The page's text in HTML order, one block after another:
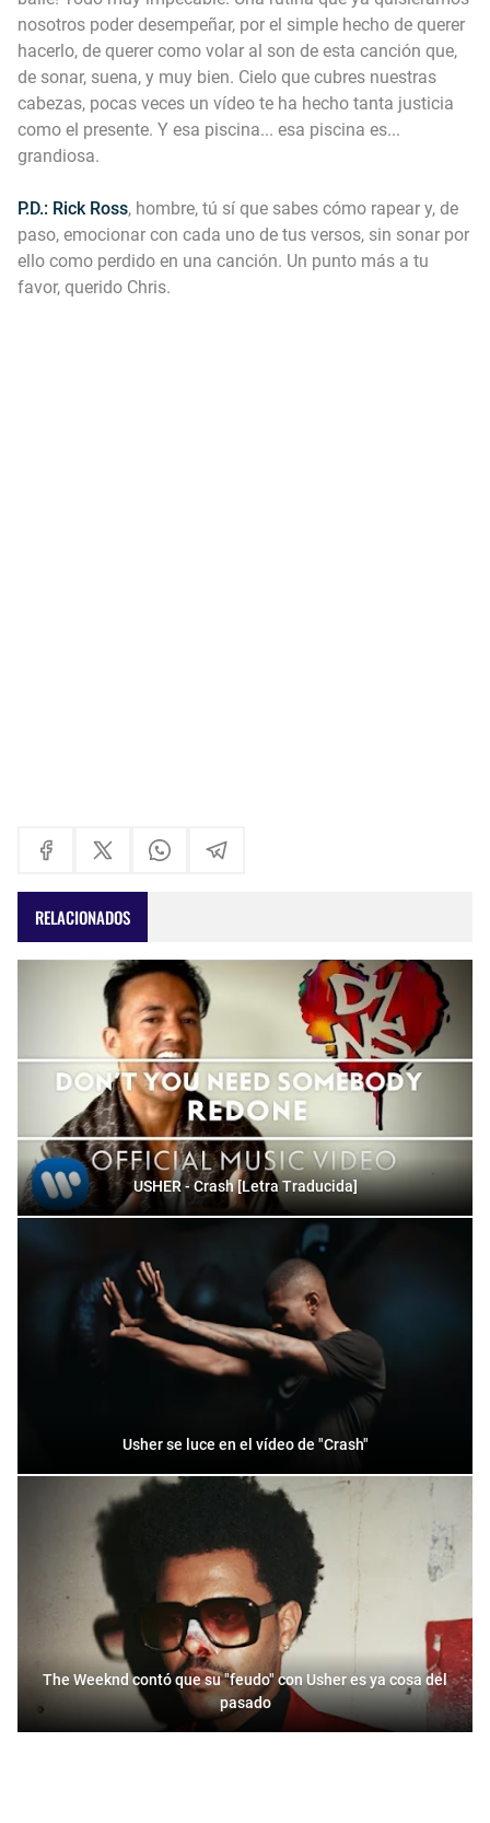
nosotros poder desempeñar, por el simple hecho de querer
hacerlo, de querer como volar al son de esta canción que,
de sonar, suena, y muy bien. Cielo que cubres nuestras
cabezas, pocas veces un vídeo te ha hecho tanta justicia
como el presente. Y esa piscina... esa piscina es...
grandiosa.
P.D.: Rick Ross, hombre, tú sí que sabes cómo rapear y, de
paso, emocionar con cada uno de tus versos, sin sonar por
ello como perdido en una canción. Un punto más a tu
favor, querido Chris.
RELACIONADOS
USHER - Crash [Letra Traducida]
Usher se luce en el vídeo de "Crash"
The Weeknd contó que su "feudo" con Usher es ya cosa del
pasado